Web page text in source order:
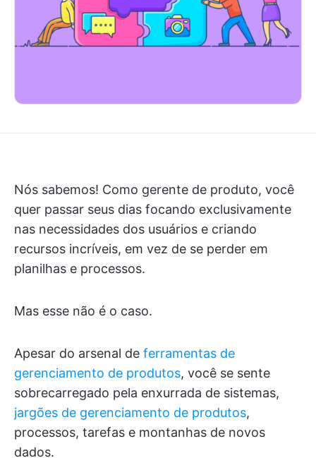
Nós sabemos! Como gerente de produto, você
quer passar seus dias focando exclusivamente
nas necessidades dos usuários e criando
recursos incríveis, em vez de se perder em
planilhas e processos.
Mas esse não é o caso.
Apesar do arsenal de ferramentas de
gerenciamento de produtos, você se sente
sobrecarregado pela enxurrada de sistemas,
jargões de gerenciamento de produtos,
processos, tarefas e montanhas de novos
dados.